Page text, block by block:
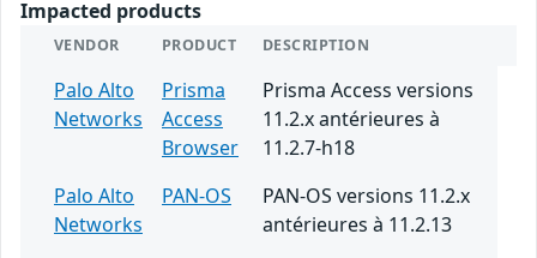
Impacted products
VENDOR PRODUCT DESCRIPTION
Palo Alto
Networks
Prisma
Access
Browser
Prisma Access versions
11.2.x antérieures à
11.2.7-h18
Palo Alto
Networks
PAN-OS
PAN-OS versions 11.2.x
antérieures à 11.2.13